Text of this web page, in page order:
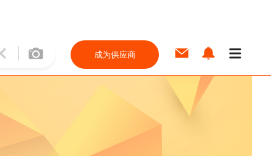
成为供应商